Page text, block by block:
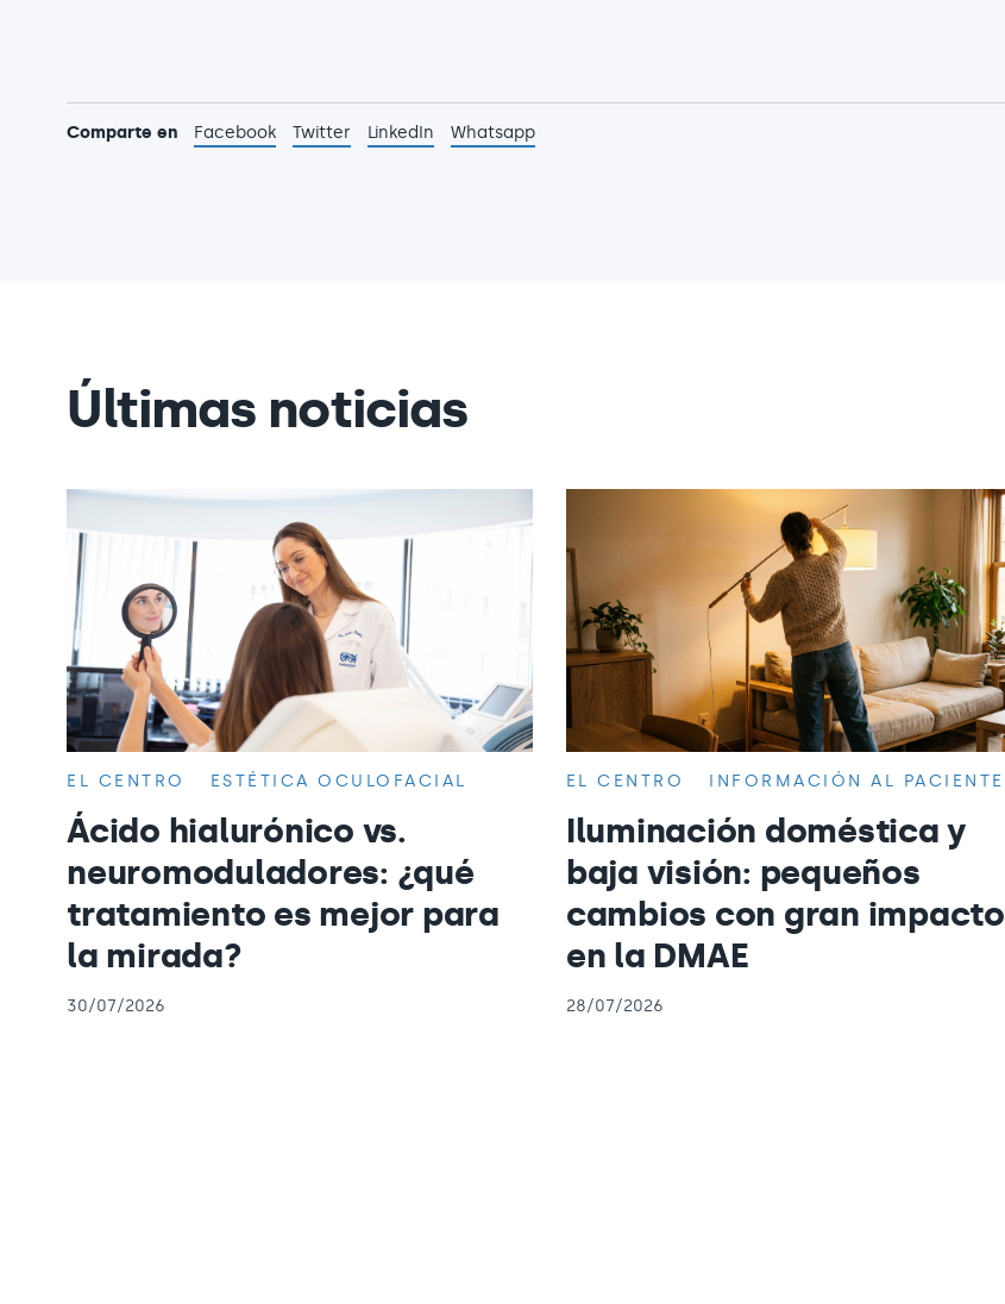
Comparte en Facebook Twitter LinkedIn Whatsapp
Últimas noticias
EL CENTRO ESTÉTICA OCULOFACIAL
Ácido hialurónico vs.
neuromoduladores: ¿qué
tratamiento es mejor para
la mirada?
30/07/2026
EL CENTRO INFORMACIÓN AL PACIENTE
Iluminación doméstica y
baja visión: pequeños
cambios con gran impacto
en la DMAE
28/07/2026